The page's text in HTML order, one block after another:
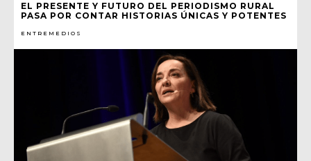
EL PRESENTE Y FUTURO DEL PERIODISMO RURAL
PASA POR CONTAR HISTORIAS ÚNICAS Y POTENTES
ENTREMEDIOS